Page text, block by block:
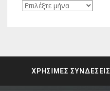
Ιστορικό
ΧΡΗΣΙΜΕΣ ΣΥΝΔΕΣΕΙΣ